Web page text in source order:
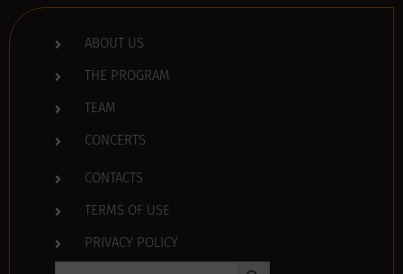
ABOUT US
THE PROGRAM
TEAM
CONCERTS
CONTACTS
TERMS OF USE
PRIVACY POLICY
Search Button